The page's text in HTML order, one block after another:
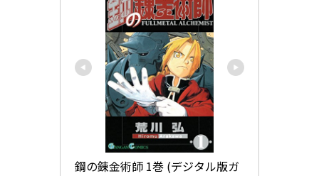
鋼の錬金術師 1巻 (デジタル版ガ